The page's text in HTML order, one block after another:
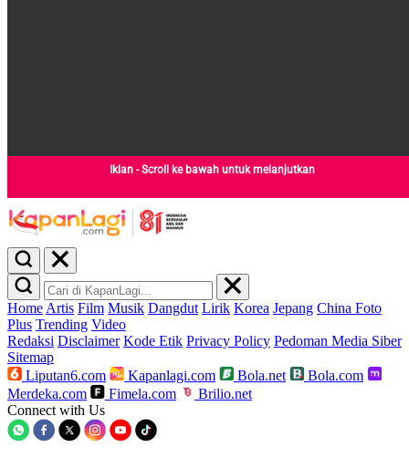
Iklan - Scroll ke bawah untuk melanjutkan
Home Artis Film Musik Dangdut Lirik Korea Jepang China Foto
Plus Trending Video
Redaksi Disclaimer Kode Etik Privacy Policy Pedoman Media Siber
Sitemap
Liputan6.com
Kapanlagi.com Bola.net
Bola.com
Merdeka.com
Fimela.com
Brilio.net
Connect with Us